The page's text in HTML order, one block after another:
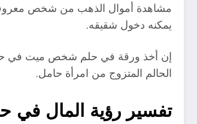
مشاهدة أموال الذهب من شخص معروف
يمكنه دخول شقيقه.
إن أخذ ورقة في حلم شخص ميت في حلم
الحالم المتزوج من امرأة حامل.
تفسير رؤية المال في